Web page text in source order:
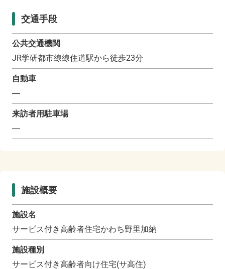
交通手段
公共交通機関
JR学研都市線線住道駅から徒歩23分
自動車
―
来訪者用駐車場
―
施設概要
施設名
サービス付き高齢者住宅かわち野里加納
施設種別
サービス付き高齢者向け住宅(サ高住)